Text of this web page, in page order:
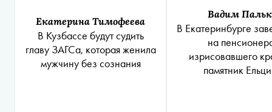
Екатерина Тимофеева
В Кузбассе будут судить
главу ЗАГСа, которая женила
мужчину без сознания
Вадим
В Екатеринбурге
на
изрисовавшего
памятник